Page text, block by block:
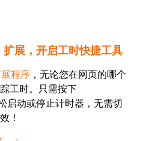
展，开启工时快捷工具
程序 ，无论您在网页的哪个
工时。只需按下
启动或停止计时器，无需切
！